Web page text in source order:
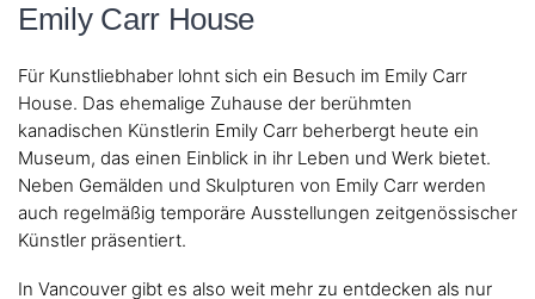
Emily Carr House
Für Kunstliebhaber lohnt sich ein Besuch im Emily Carr
House. Das ehemalige Zuhause der berühmten
kanadischen Künstlerin Emily Carr beherbergt heute ein
Museum, das einen Einblick in ihr Leben und Werk bietet.
Neben Gemälden und Skulpturen von Emily Carr werden
auch regelmäßig temporäre Ausstellungen zeitgenössischer
Künstler präsentiert.
In Vancouver gibt es also weit mehr zu entdecken als nur